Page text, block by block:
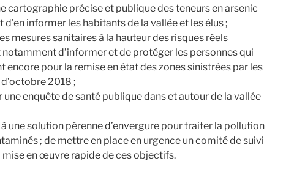
écologiques
liés
pollutions
sols
qui
ont
accueilli
des
industrielles
cartographie précise et publique des teneurs en arsenic
d’en informer les habitants de la vallée et les élus ;
mesures sanitaires à la hauteur des risques réels
notamment d’informer et de protéger les personnes qui
encore pour la remise en état des zones sinistrées par les
2018 ;
enquête de santé publique dans et autour de la vallée
une solution pérenne d’envergure pour traiter la pollution
; de mettre en place en urgence un comité de suivi
mise en œuvre rapide de ces objectifs.